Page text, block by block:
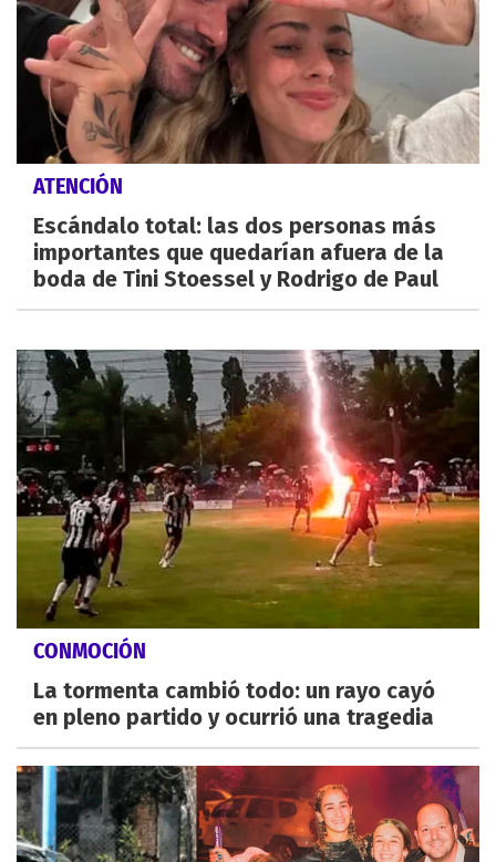
ATENCIÓN
Escándalo total: las dos personas más
importantes que quedarían afuera de la
boda de Tini Stoessel y Rodrigo de Paul
CONMOCIÓN
La tormenta cambió todo: un rayo cayó
en pleno partido y ocurrió una tragedia